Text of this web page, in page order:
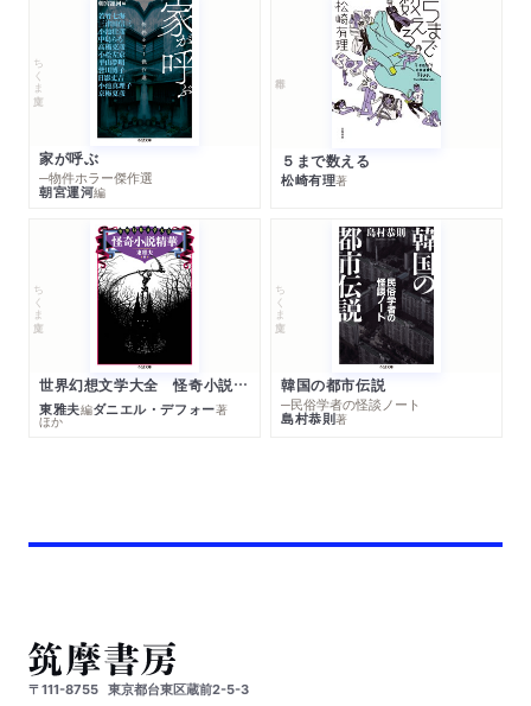
ちくま文庫
家が呼ぶ
─物件ホラー傑作選
朝宮運河編
５まで数える
松崎有理著
ちくま文庫
世界幻想文学大全 怪奇小説精華
東雅夫編ダニエル・デフォー著
ほか
ちくま文庫
韓国の都市伝説
─民俗学者の怪談ノート
島村恭則著
〒111-8755 東京都台東区蔵前2-5-3